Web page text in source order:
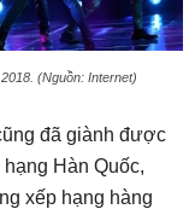
(Nguồn: Internet)
đã giành được
Hàn Quốc,
xếp hạng hàng